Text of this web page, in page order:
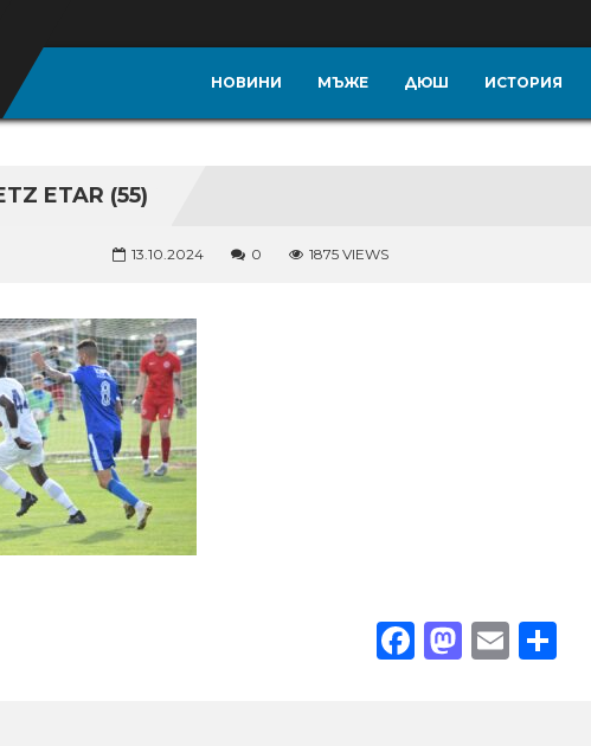
НОВИНИ МЪЖЕ ДЮШ ИСТОРИЯ
ETAR (55)
13.10.2024 0 1875 VIEWS
Facebook
Email